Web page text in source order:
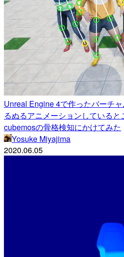
Unreal Engine 4で作ったバーチ
るぬるアニメーションしている
cubemosの骨格検知にかけてみた
Yosuke Miyajima
2020.06.05